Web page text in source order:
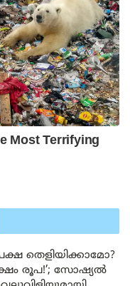
തെളിയിക്കാമോ?
രൂപ!’; സോഷ്യൽ